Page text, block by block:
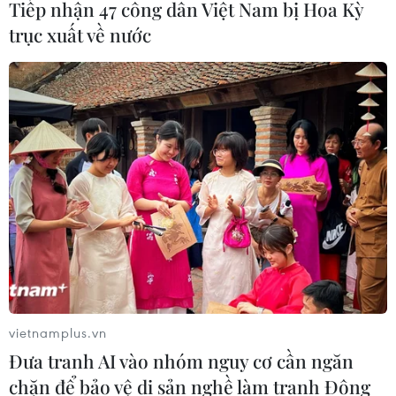
Ủy ban Thường vụ Quốc hội cho ý
kiến với hai dự án luật về thuế
13/10/2025 09:35
Tiếp tục Phiên họp thứ 50, chiều 13/10/2025, tại Nhà
Quốc hội, Ủy ban Thường vụ Quốc hội cho ý kiến về các
dự án: Luật Quản lý thuế (sửa đổi), Luật Thuế thu nhập
cá nhân (sửa đổi).
Tiếp nhận 47 công dân Việt Nam bị Hoa Kỳ
trục xuất về nước
vietnamplus.vn
Đưa tranh AI vào nhóm nguy cơ cần ngăn
chặn để bảo vệ di sản nghề làm tranh Đông